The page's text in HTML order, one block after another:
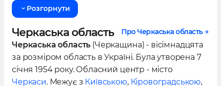
побудована на замовлення відомого
архітектора Владислава Городецького
наприкінці 19 століття.
Будівля рошташована на розі вулиць
Розгорнути
Черкаська область Про Черкаська область
Черкаська область (Черкащина) - вісімнадцята
за розміром область в Україні. Була утворена 7
січня 1954 року. Обласний центр - місто
Черкаси. Межує з Київською, Кіровоградською,